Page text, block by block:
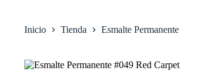
Inicio Tienda Esmalte Permanente